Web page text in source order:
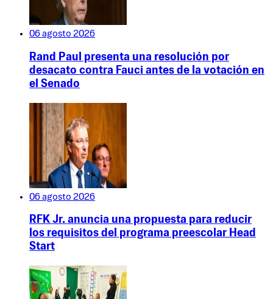
06 agosto 2026
Rand Paul presenta una resolución por
desacato contra Fauci antes de la votación en
el Senado
06 agosto 2026
RFK Jr. anuncia una propuesta para reducir
los requisitos del programa preescolar Head
Start